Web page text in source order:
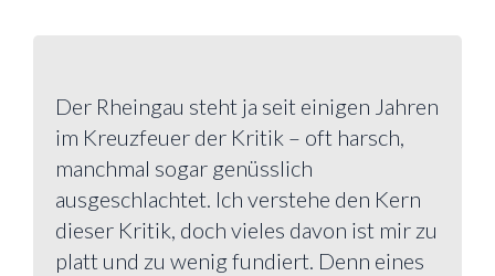
Der Rheingau steht ja seit einigen Jahren
im Kreuzfeuer der Kritik – oft harsch,
manchmal sogar genüsslich
ausgeschlachtet. Ich verstehe den Kern
dieser Kritik, doch vieles davon ist mir zu
platt und zu wenig fundiert. Denn eines